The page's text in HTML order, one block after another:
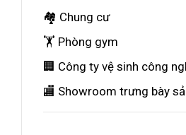
🏘️ Chung cư
🏋️ Phòng gym
🏢 Công ty vệ sinh công
🏬 Showroom trưng bày